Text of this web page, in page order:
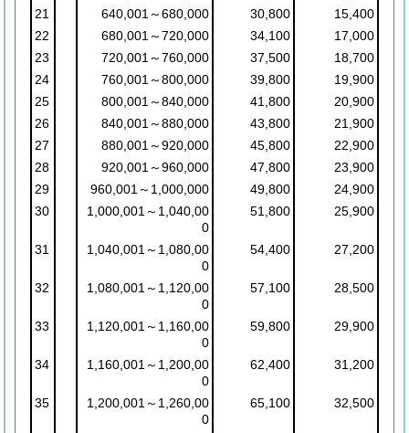
21
640,001～680,000 30,800
15,400
22
680,001～720,000 34,100
17,000
23
720,001～760,000 37,500
18,700
24
760,001～800,000 39,800
19,900
25
800,001～840,000 41,800
20,900
26
840,001～880,000 43,800
21,900
27
880,001～920,000 45,800
22,900
28
920,001～960,000 47,800
23,900
29
960,001～1,000,000 49,800
24,900
30
1,000,001～1,040,00
0
51,800 25,900
31
1,040,001～1,080,00
0
54,400 27,200
32
1,080,001～1,120,00
0
57,100 28,500
33
1,120,001～1,160,00
0
59,800 29,900
34
1,160,001～1,200,00
0
62,400 31,200
35
1,200,001～1,260,00
0
65,100 32,500